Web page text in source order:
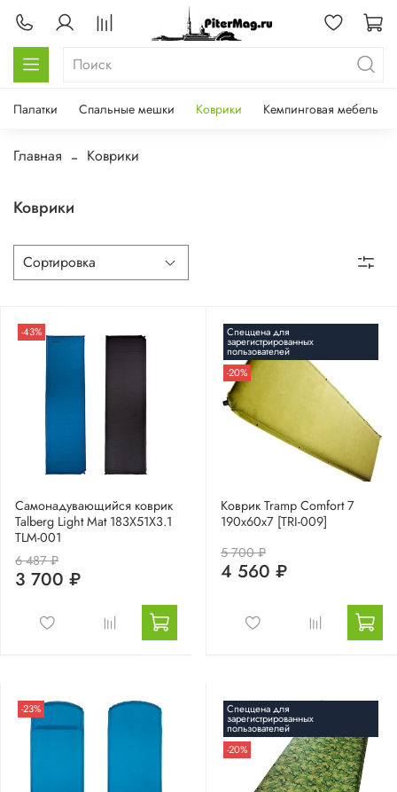
Палатки Спальные мешки Коврики Кемпинговая мебель
Главная Коврики
Коврики
-43%
Самонадувающийся коврик
Talberg Light Mat 183X51X3.1
TLM-001
6 487 ₽
3 700 ₽
Спеццена для
зарегистрированных
пользователей
-20%
Коврик Tramp Comfort 7
190х60х7 [TRI-009]
5 700 ₽
4 560 ₽
-23% Спеццена для
зарегистрированных
пользователей
-20%